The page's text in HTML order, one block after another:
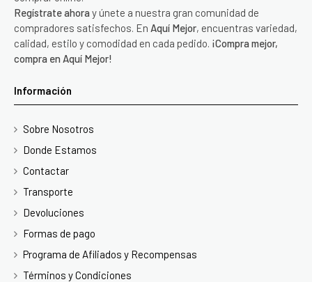
Regístrate ahora y únete a nuestra gran comunidad de
compradores satisfechos. En Aquí Mejor, encuentras variedad,
calidad, estilo y comodidad en cada pedido. ¡Compra mejor,
compra en Aquí Mejor!
Información
Sobre Nosotros
Donde Estamos
Contactar
Transporte
Devoluciones
Formas de pago
Programa de Afiliados y Recompensas
Términos y Condiciones